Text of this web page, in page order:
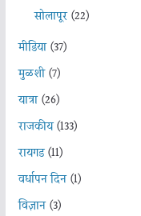
सोलापूर(22)
मीडिया(37)
मुळशी(7)
यात्रा(26)
राजकीय(133)
रायगड(11)
वर्धापन दिन(1)
विज्ञान(3)